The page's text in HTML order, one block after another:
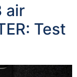
air
Test